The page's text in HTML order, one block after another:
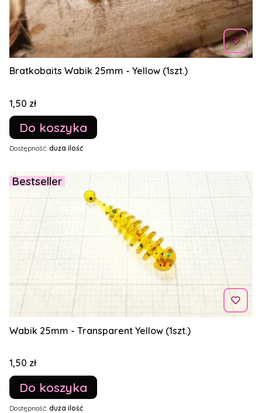
Bratkobaits Wabik 25mm - Yellow (1szt.)
Cena
1,50 zł
Do koszyka
Dostępność: duża ilość
Bestseller
Wabik 25mm - Transparent Yellow (1szt.)
Cena
1,50 zł
Do koszyka
Dostępność: duża ilość